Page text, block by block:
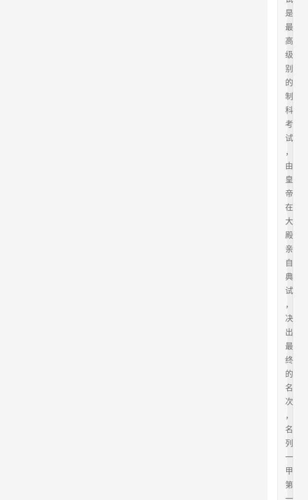
是
最
高
级
别
的
制
科
考
试
，
由
皇
帝
在
大
殿
亲
自
典
试
，
决
出
最
终
的
名
次
，
名
列
一
甲
第